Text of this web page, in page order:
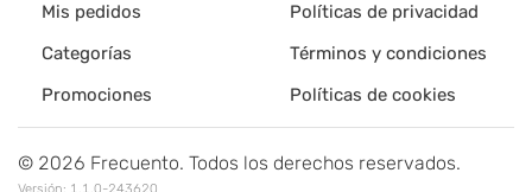
Mis pedidos
Categorías
Promociones
Políticas de privacidad
Términos y condiciones
Políticas de cookies
© 2026 Frecuento. Todos los derechos reservados.
Versión: 1.1.0-243620